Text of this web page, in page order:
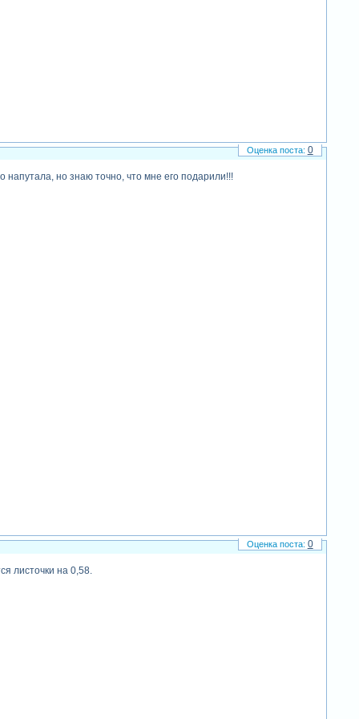
напутала, но знаю точно, что мне его подарили!!!
0
листочки на 0,58.
0